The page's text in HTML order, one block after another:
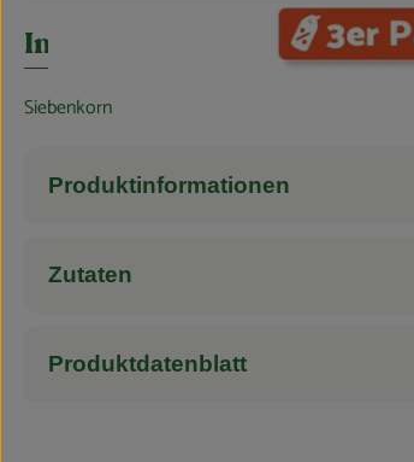
Entdecke passende Rezepte
Info
Siebenkorn
Produktinformationen
Zutaten
Produktdatenblatt